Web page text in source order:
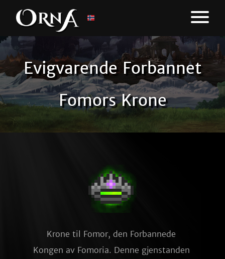
Evigvarende Forbannet
Fomors Krone
Krone til Fomor, den Forbannede
Kongen av Fomoria. Denne gjenstanden